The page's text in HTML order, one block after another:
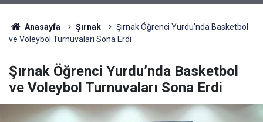
Anasayfa Şırnak
Şırnak Öğrenci Yurdu’nda Basketbol
ve Voleybol Turnuvaları Sona Erdi
Şırnak Öğrenci Yurdu’nda Basketbol
ve Voleybol Turnuvaları Sona Erdi